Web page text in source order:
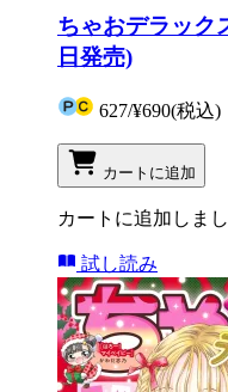
ちゃおデラック
日発売)
627/¥690(税込)
カートに追加
カートに追加しま
試し読み